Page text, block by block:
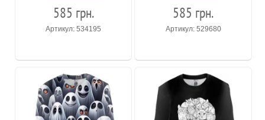
585 грн.
Артикул: 534195
585 грн.
Артикул: 529680